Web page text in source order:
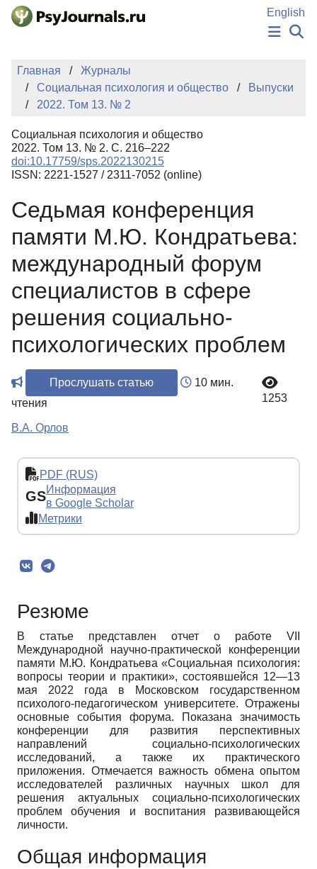
Перейти к основному содержанию
English
НОВОСТИ
ИЗДАНИЯ
БАЗА ЗНАНИЙ
КЛЮЧЕВЫЕ СЛОВА
Регистрация
Главная
Журналы
Социальная психология и общество
Выпуски
2022. Том 13. № 2
Социальная психология и общество
2022. Том 13. № 2. С. 216–222
doi:10.17759/sps.2022130215
ISSN: 2221-1527 / 2311-7052 (online)
Седьмая конференция
памяти М.Ю. Кондратьева:
международный форум
специалистов в сфере
решения социально-
психологических проблем
Прослушать статью
10 мин.
чтения
1253
В.А. Орлов
PDF (RUS)
GSИнформация
в Google Scholar
Метрики
Резюме
В статье представлен отчет о работе VII
Международной научно-практической конференции
памяти М.Ю. Кондратьева «Социальная психология:
вопросы теории и практики», состоявшейся 12—13
мая 2022 года в Московском государственном
психолого-педагогическом университете. Отражены
основные события форума. Показана значимость
конференции для развития перспективных
направлений социально-психологических
исследований, а также их практического
приложения. Отмечается важность обмена опытом
исследователей различных научных школ для
решения актуальных социально-психологических
проблем обучения и воспитания развивающейся
личности.
Общая информация